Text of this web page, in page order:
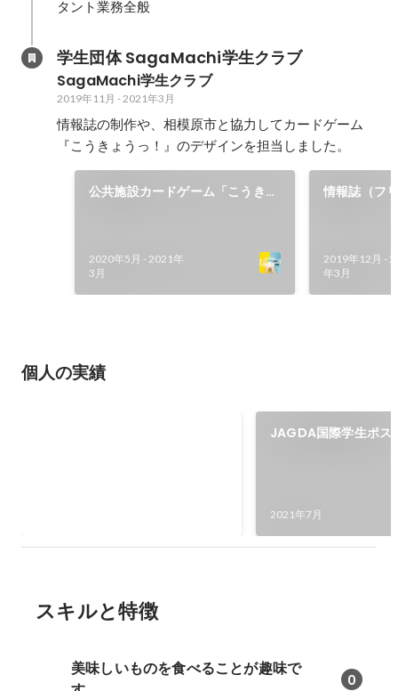
タント業務全般
学生団体 SagaMachi学生クラブ
SagaMachi学生クラブ
2019年11月 -2021年3月
情報誌の制作や、相模原市と協力してカードゲーム
『こうきょうっ！』のデザインを担当しました。
公共施設カードゲーム「こうきょ
2020年5月 -2021年
3月
情報誌（フ
2019年12月 -
年3月
個人の実績
JAGDA国際学生ポス
2021年7月
スキルと特徴
美味しいものを食べることが趣味で
0